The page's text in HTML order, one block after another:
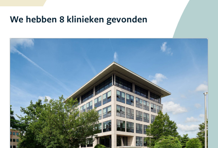
We hebben 8 klinieken gevonden